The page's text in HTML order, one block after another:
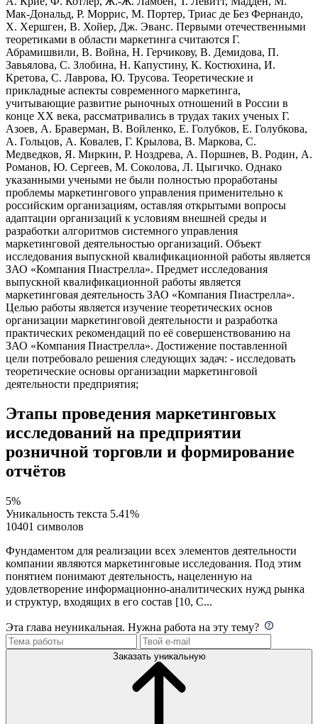
Мак-Дональд, Р. Моррис, М. Портер, Триас де Без Фернандо,
Х. Хершген, В. Хойер, Дж. Эванс. Первыми отечественными
теоретиками в области маркетинга считаются Г.
Абрамишвили, В. Война, Н. Герчикову, В. Демидова, П.
Завьялова, С. Злобина, Н. Капустину, К. Костюхина, И.
Кретова, С. Лаврова, Ю. Трусова. Теоретические и
прикладные аспекты современного маркетинга,
учитывающие развитие рыночных отношений в России в
конце ХХ века, рассматривались в трудах таких ученых Г.
Азоев, А. Браверман, В. Войленко, Е. Голубков, Е. Голубкова,
А. Гольцов, А. Ковалев, Г. Крылова, В. Маркова, С.
Медведков, Я. Миркин, Р. Ноздрева, А. Поршнев, В. Родин, А.
Романов, Ю. Сергеев, М. Соколова, Л. Цыгичко. Однако
указанными учеными не были полностью проработаны
проблемы маркетингового управления применительно к
российским организациям, оставляя открытыми вопросы
адаптации организаций к условиям внешней среды и
разработки алгоритмов системного управления
маркетинговой деятельностью организаций. Объект
исследования выпускной квалификационной работы является
ЗАО «Компания Пиастрелла». Предмет исследования
выпускной квалификационной работы является
маркетинговая деятельность ЗАО «Компания Пиастрелла».
Целью работы является изучение теоретических основ
организации маркетинговой деятельности и разработка
практических рекомендаций по её совершенствованию на
ЗАО «Компания Пиастрелла». Достижение поставленной
цели потребовало решения следующих задач: - исследовать
теоретические основы организации маркетинговой
деятельности предприятия;
Этапы проведения маркетинговых
исследований на предприятии
розничной торговли и формирование
отчётов
5%
Уникальность текста 5.41%
10401 символов
Фундаментом для реализации всех элементов деятельности
компании являются маркетинговые исследования. Под этим
понятием понимают деятельность, нацеленную на
удовлетворение информационно-аналитических нужд рынка
и структур, входящих в его состав [10, С...
Эта глава неуникальная. Нужна работа на эту тему?
Заказать уникальную